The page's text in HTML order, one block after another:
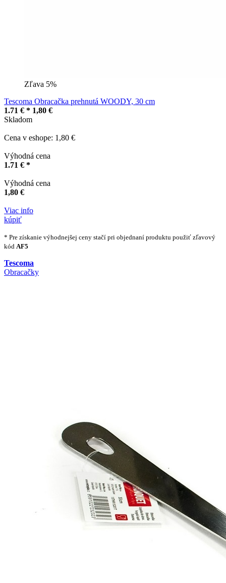
Zľava 5%
Tescoma Obracačka prehnutá WOODY, 30 cm
1.71 € * 1,80 €
Skladom
Cena v eshope: 1,80 €
Výhodná cena
1.71 € *
Výhodná cena
1,80 €
Viac info
kúpiť
* Pre získanie výhodnejšej ceny stačí pri objednaní produktu použiť zľavový
kód AF5
Tescoma
Obracačky